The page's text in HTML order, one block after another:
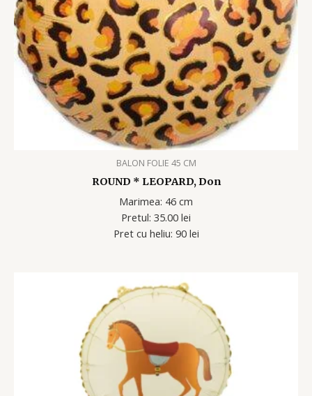
BALON FOLIE 45 CM
ROUND * LEOPARD, Don
Marimea: 46 cm
Pretul: 35.00 lei
Pret cu heliu: 90 lei